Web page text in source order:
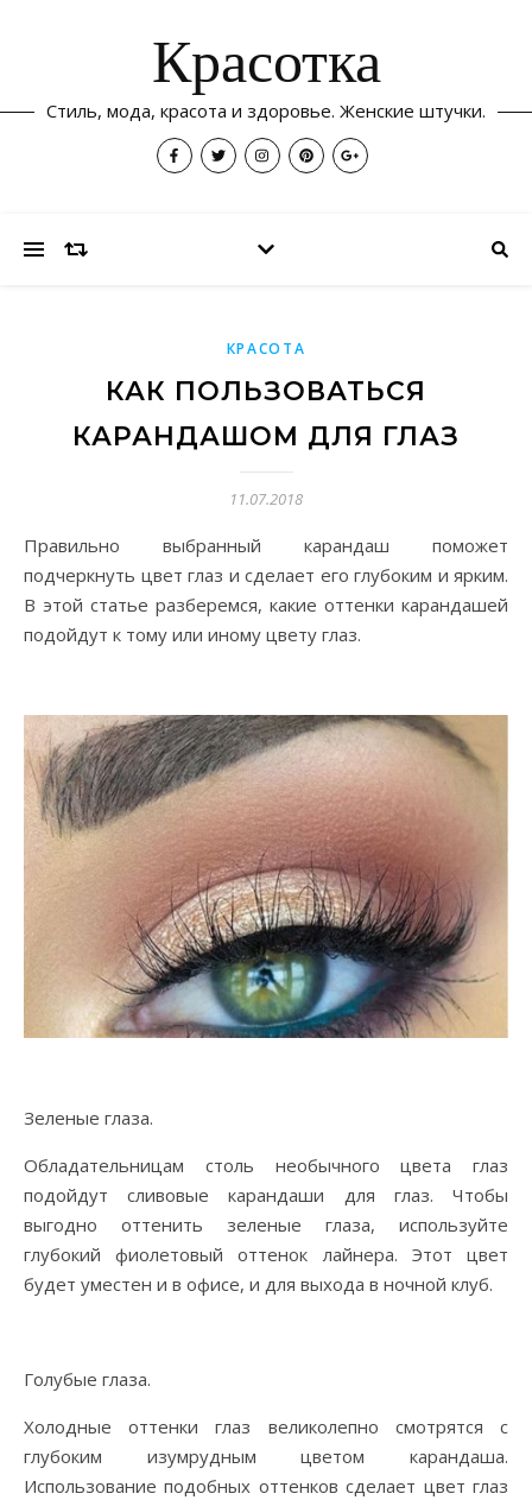
Красотка
Стиль, мода, красота и здоровье. Женские штучки.
КРАСОТА
КАК ПОЛЬЗОВАТЬСЯ
КАРАНДАШОМ ДЛЯ ГЛАЗ
11.07.2018
Правильно выбранный карандаш поможет
подчеркнуть цвет глаз и сделает его глубоким и ярким.
В этой статье разберемся, какие оттенки карандашей
подойдут к тому или иному цвету глаз.
Зеленые глаза.
Обладательницам столь необычного цвета глаз
подойдут сливовые карандаши для глаз. Чтобы
выгодно оттенить зеленые глаза, используйте
глубокий фиолетовый оттенок лайнера. Этот цвет
будет уместен и в офисе, и для выхода в ночной клуб.
Голубые глаза.
Холодные оттенки глаз великолепно смотрятся с
глубоким изумрудным цветом карандаша.
Использование подобных оттенков сделает цвет глаз